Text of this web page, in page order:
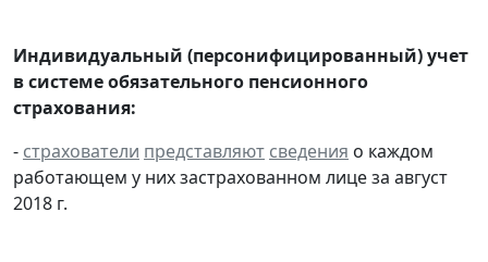
Индивидуальный (персонифицированный) учет
в системе обязательного пенсионного
страхования:
- страхователи представляют сведения о каждом
работающем у них застрахованном лице за август
2018 г.